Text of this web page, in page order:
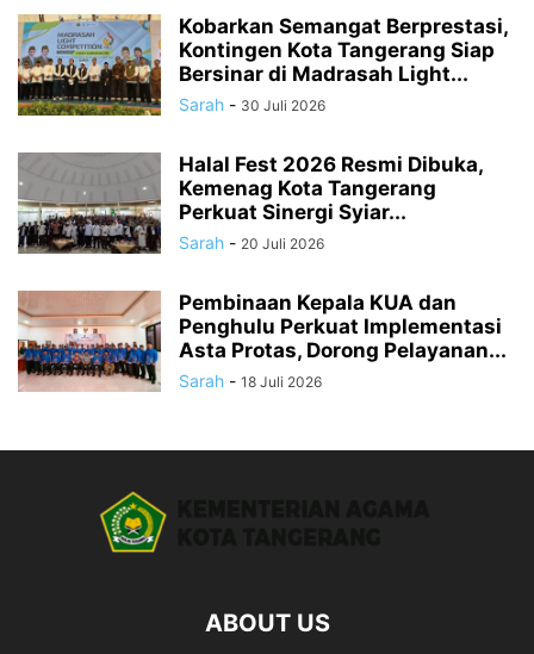
Kobarkan Semangat Berprestasi,
Kontingen Kota Tangerang Siap
Bersinar di Madrasah Light...
Sarah - 30 Juli 2026
Halal Fest 2026 Resmi Dibuka,
Kemenag Kota Tangerang
Perkuat Sinergi Syiar...
Sarah - 20 Juli 2026
Pembinaan Kepala KUA dan
Penghulu Perkuat Implementasi
Asta Protas, Dorong Pelayanan...
Sarah - 18 Juli 2026
ABOUT US